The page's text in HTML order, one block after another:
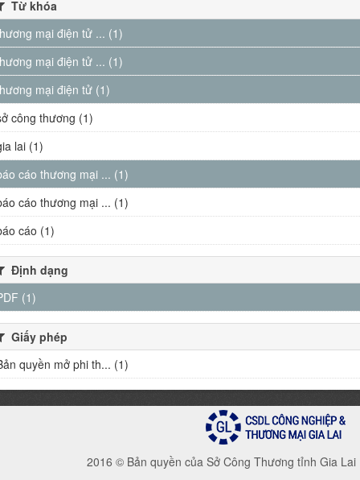
Từ khóa
mại điện tử ... (1)
mại điện tử ... (1)
mại điện tử (1)
công thương (1)
lai (1)
cáo thương mại ... (1)
cáo thương mại ... (1)
cáo (1)
Định dạng
(1)
Giấy phép
quyền mở phi th... (1)
2016 © Bản quyền của Sở Công Thương tỉnh Gia Lai